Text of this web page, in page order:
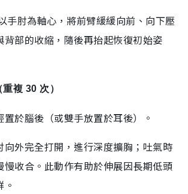
手肘為軸心，將前臂緩緩向前、向下壓
背部的收縮，隨後再抬起恢復初始姿
複 30 次）
於腦後（或雙手放置於耳後）。
向外完全打開，進行深度擴胸；吐氣時
慢收合。此動作有助於伸展因長期低頭